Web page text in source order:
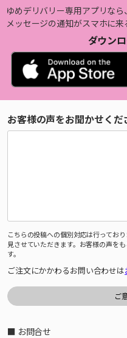
ゆめデリバリー専用アプリなら、
メッセージの通知がスマホに来
ダウン
お客様の声をお聞かせくだ
こちらの投稿への個別対応は行ってお
見させていただきます。お客様の声を
す。
ご注文にかかわるお問い合わせは
■ お問合せ